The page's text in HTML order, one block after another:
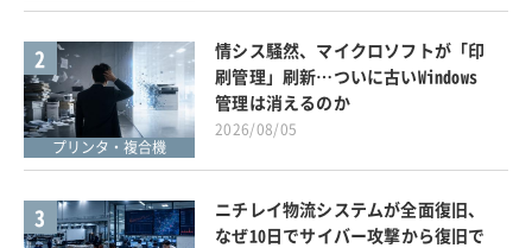
2
プリンタ・複合機
情シス騒然、マイクロソフトが「印
刷管理」刷新…ついに古いWindows
管理は消えるのか
2026/08/05
3
ニチレイ物流システムが全面復旧、
なぜ10日でサイバー攻撃から復旧で